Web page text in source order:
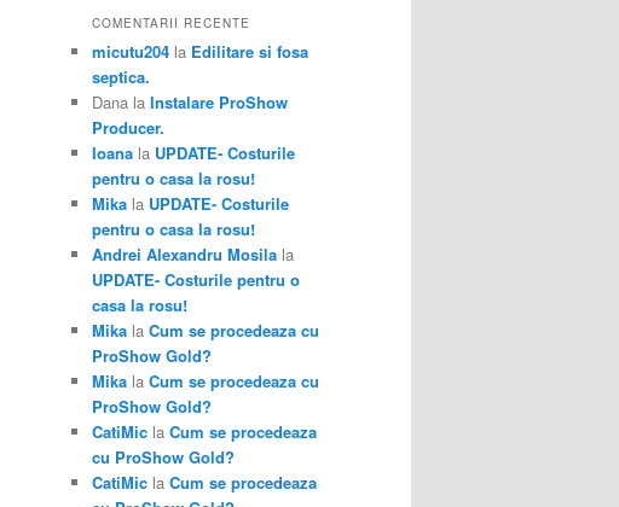
COMENTARII RECENTE
micutu204 la Edilitare si fosa
septica.
Dana la Instalare ProShow
Producer.
Ioana la UPDATE- Costurile
pentru o casa la rosu!
Mika la UPDATE- Costurile
pentru o casa la rosu!
Andrei Alexandru Mosila la
UPDATE- Costurile pentru o
casa la rosu!
Mika la Cum se procedeaza cu
ProShow Gold?
Mika la Cum se procedeaza cu
ProShow Gold?
CatiMic la Cum se procedeaza
cu ProShow Gold?
CatiMic la Cum se procedeaza